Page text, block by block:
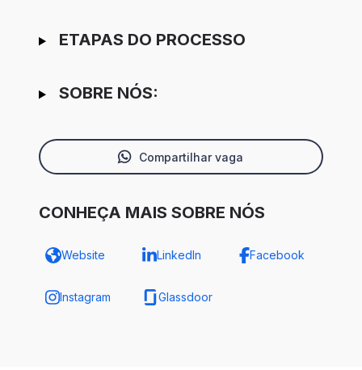
ETAPAS DO PROCESSO
SOBRE NÓS:
Compartilhar vaga
CONHEÇA MAIS SOBRE NÓS
Website LinkedIn Facebook
Instagram Glassdoor